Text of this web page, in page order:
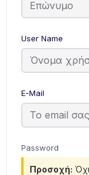
User Name
E-Mail
Password
Προσοχή: